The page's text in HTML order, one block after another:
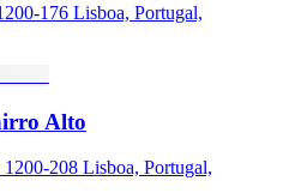
176 Lisboa, Portugal,
Alto
208 Lisboa, Portugal,